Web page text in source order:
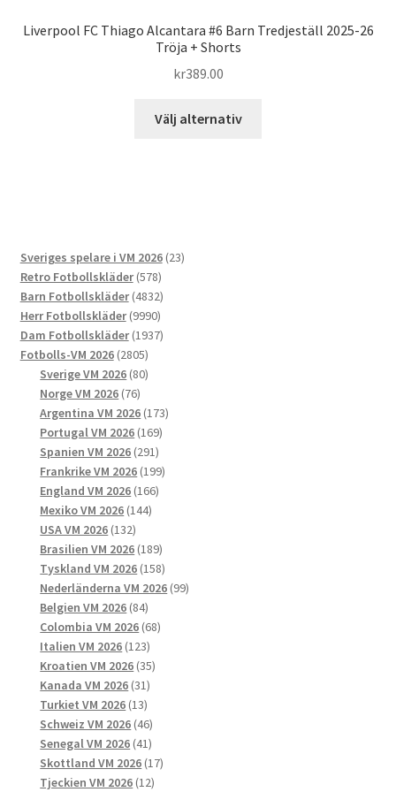
Liverpool FC Thiago Alcantara #6 Barn Tredjeställ 2025-26
Tröja + Shorts
kr389.00
Välj alternativ
Sveriges spelare i VM 2026 2323
Retro Fotbollskläder 578578
produkter
Barn Fotbollskläder 48324832
produkter
Herr Fotbollskläder 99909990
produkter
Dam Fotbollskläder 19371937
Fotbolls-VM 2026 28052805
produkter
Sverige VM 2026 8080
Norge VM 2026 7676
produkter
Argentina VM 2026 173173
Portugal VM 2026 169169
Spanien VM 2026 291291
produkter
Frankrike VM 2026 199199
England VM 2026 166166
Mexiko VM 2026 144144
USA VM 2026 132132
produkter
Brasilien VM 2026 189189
produkter
Tyskland VM 2026 158158
produkter
Nederländerna VM 2026 9999
Belgien VM 2026 8484
produkter
Colombia VM 2026 6868
Italien VM 2026 123123
produkter
Kroatien VM 2026 3535
Kanada VM 2026 3131
produkter
Turkiet VM 2026 1313
produkter
Schweiz VM 2026 4646
produkter
Senegal VM 2026 4141
produkter
Skottland VM 2026 1717
Tjeckien VM 2026 1212